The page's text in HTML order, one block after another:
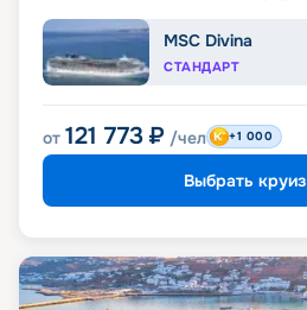
MSC Divina
СТАНДАРТ
от 121 773 ₽ /чел +1 000
Выбрать круиз